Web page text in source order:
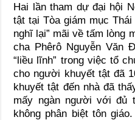
Hai lần tham dự đại hội
tật tại Tòa giám mục
nghĩ lại” mãi về tấm lòng
cha Phêrô Nguyễn Văn
“liều lĩnh” trong việc tổ
cho người khuyết tật đã
khuyết tật đến nhà đã
mấy ngàn người với đủ
không phân biệt tôn